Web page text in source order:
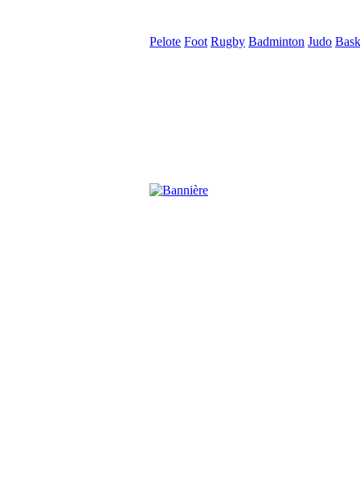
Pelote Foot Rugby Badminton Judo